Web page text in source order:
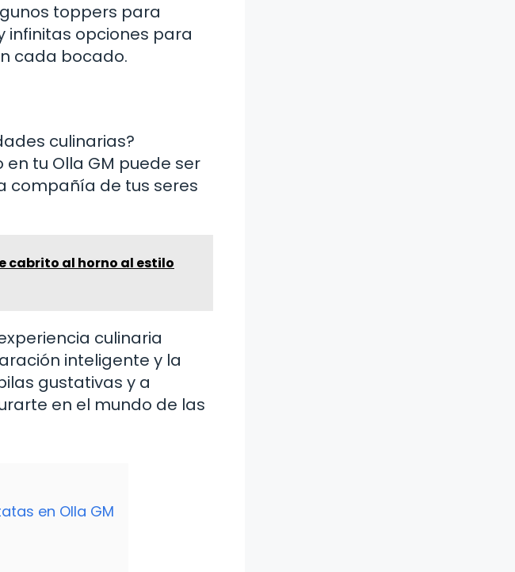
toppers para
infinitas opciones para
cada bocado.
culinarias?
tu Olla GM puede ser
compañía de tus seres
cabrito al horno al estilo
culinaria
inteligente y la
gustativas y a
en el mundo de las
en Olla GM